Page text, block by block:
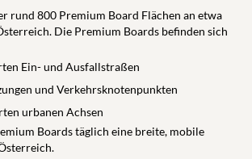
rund 800 Premium Board Flächen an etwa
Die Premium Boards befinden sich
Ein- und Ausfallstraßen
und Verkehrsknotenpunkten
urbanen Achsen
Boards täglich eine breite, mobile